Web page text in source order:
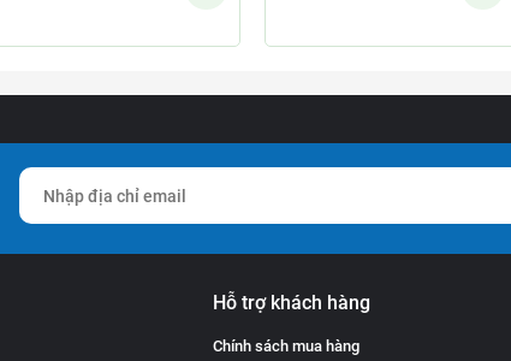
Hỗ trợ khách hàng
Chính sách mua hàng